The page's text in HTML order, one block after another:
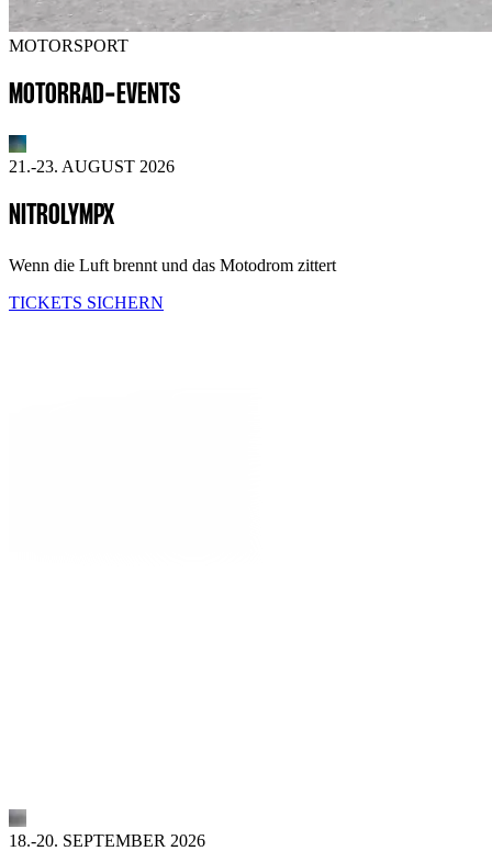
MOTORSPORT
MOTORRAD-EVENTS
21.-23. AUGUST 2026
NITROLYMPX
Wenn die Luft brennt und das Motodrom zittert
TICKETS SICHERN
18.-20. SEPTEMBER 2026